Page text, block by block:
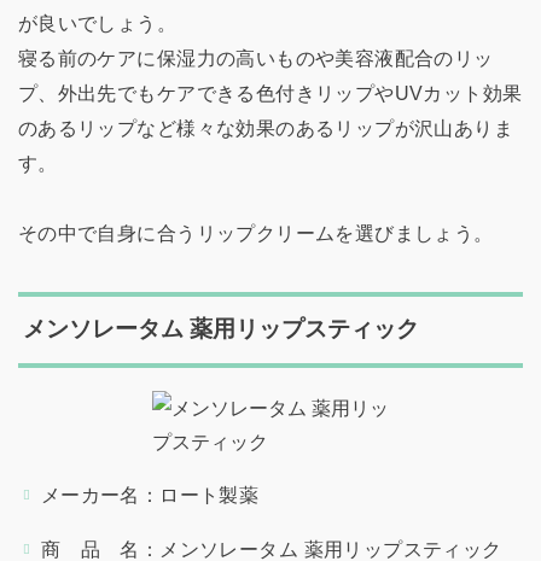
が良いでしょう。
寝る前のケアに保湿力の高いものや美容液配合のリッ
プ、外出先でもケアできる色付きリップやUVカット効果
のあるリップなど様々な効果のあるリップが沢山ありま
す。
その中で自身に合うリップクリームを選びましょう。
メンソレータム 薬用リップスティック
メーカー名：ロート製薬
商 品 名：メンソレータム 薬用リップスティック